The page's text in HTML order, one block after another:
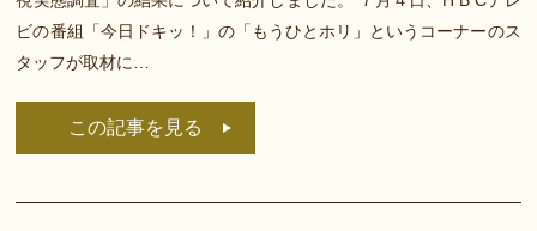
ビの番組「今日ドキッ！」の「もうひとホリ」というコーナーのス
タッフが取材に…
この記事を見る